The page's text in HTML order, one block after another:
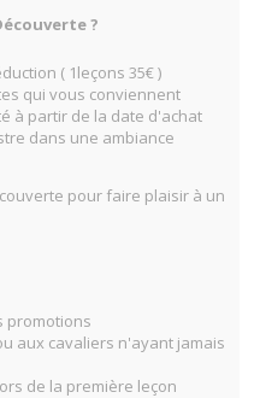
?
( 1leçons 35€ )
qui vous conviennent
à partir de la date d'achat
dans une ambiance
pour faire plaisir à un
promotions
aux cavaliers n'ayant jamais
de la première leçon